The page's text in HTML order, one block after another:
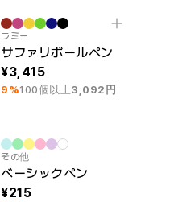
最小注文数量 10個
ラミー
サファリボールペン
3,415
9%100個以上3,092円
最小注文数量 1個
その他
ベーシックペン
215
&チューブトップ